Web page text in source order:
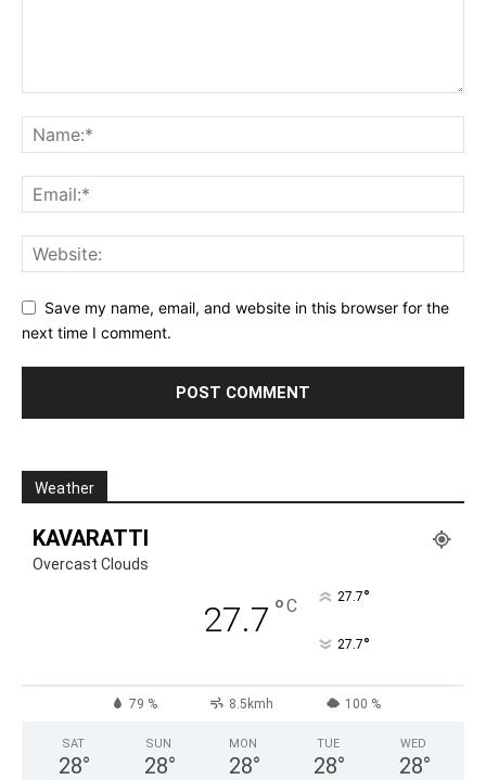
Save my name, email, and website in this browser for the
next time I comment.
Weather
KAVARATTI
Overcast Clouds
27.7 °C 27.7°
27.7°
79 % 8.5kmh 100 %
SAT
28°
SUN
28°
MON
28°
TUE
28°
WED
28°